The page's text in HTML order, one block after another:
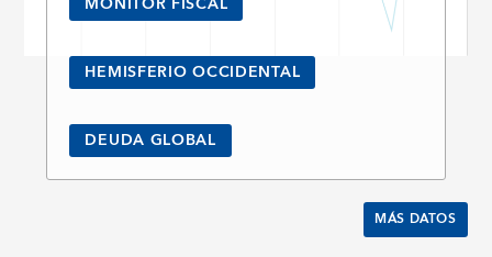
HEMISFERIO OCCIDENTAL
DEUDA GLOBAL
MÁS DATOS